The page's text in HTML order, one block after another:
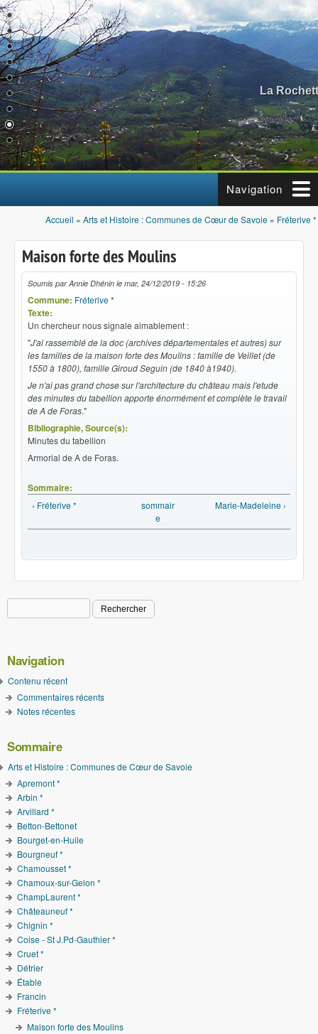
Aller au contenu principal
La
Navigation
Vous êtes ici
Accueil » Arts et Histoire : Communes de Cœur de Savoie » Fréterive *
Maison forte des Moulins
Soumis parAnnie Dhénin le mar, 24/12/2019 - 15:26
Commune: Fréterive *
Texte:
Un chercheur nous signale aimablement :
"J'ai rassemblé de la doc (archives départementales et autres) sur
les familles de la maison forte des Moulins : famille de Veillet (de
1550 à 1800), famille Giroud Seguin (de 1840 à1940).
Je n'ai pas grand chose sur l'architecture du château mais l'etude
des minutes du tabellion apporte énormément et complète le travail
de A de Foras."
Bibliographie, Source(s):
Minutes du tabellion
Armorial de A de Foras.
Sommaire:
‹ Fréterive *
sommair
e
Marie-Madeleine ›
Formulaire de recherche
Navigation
Contenu récent
Commentaires récents
Notes récentes
Sommaire
Arts et Histoire : Communes de Cœur de Savoie
Apremont *
Arbin *
Arvillard *
Betton-Bettonet
Bourget-en-Huile
Bourgneuf *
Chamousset *
Chamoux-sur-Gelon *
ChampLaurent *
Châteauneuf *
Chignin *
Coise - St J.Pd-Gauthier *
Cruet *
Détrier
Étable
Francin
Fréterive *
Maison forte des Moulins